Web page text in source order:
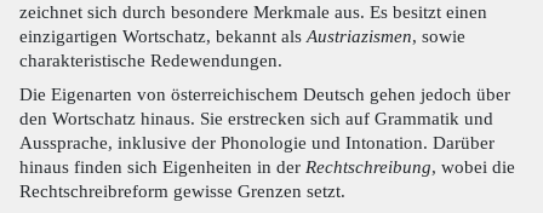
zeichnet sich durch besondere Merkmale aus. Es besitzt einen
einzigartigen Wortschatz, bekannt alsAustriazismen, sowie
charakteristische Redewendungen.
Die Eigenarten von österreichischem Deutsch gehen jedoch über
den Wortschatz hinaus. Sie erstrecken sich auf Grammatik und
Aussprache, inklusive der Phonologie und Intonation. Darüber
hinaus finden sich Eigenheiten in der Rechtschreibung, wobei die
Rechtschreibreform gewisse Grenzen setzt.